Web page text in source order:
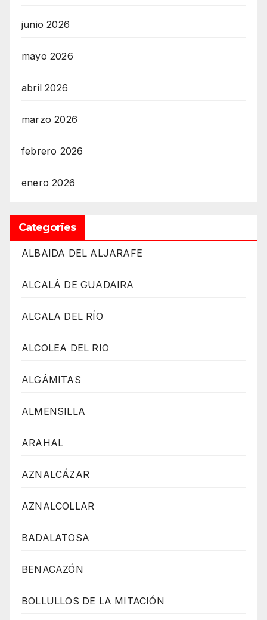
junio 2026
mayo 2026
abril 2026
marzo 2026
febrero 2026
enero 2026
Categories
ALBAIDA DEL ALJARAFE
ALCALÁ DE GUADAIRA
ALCALA DEL RÍO
ALCOLEA DEL RIO
ALGÁMITAS
ALMENSILLA
ARAHAL
AZNALCÁZAR
AZNALCOLLAR
BADALATOSA
BENACAZÓN
BOLLULLOS DE LA MITACIÓN